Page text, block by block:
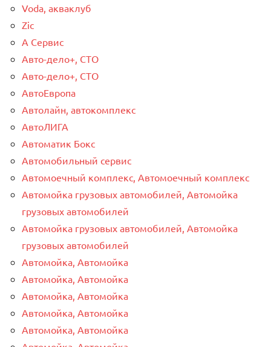
Voda, акваклуб
Zic
А Сервис
Авто-дело+, СТО
Авто-дело+, СТО
АвтоЕвропа
Автолайн, автокомплекс
АвтоЛИГА
Автоматик Бокс
Автомобильный сервис
Автомоечный комплекс, Автомоечный комплекс
Автомойка грузовых автомобилей, Автомойка
грузовых автомобилей
Автомойка грузовых автомобилей, Автомойка
грузовых автомобилей
Автомойка, Автомойка
Автомойка, Автомойка
Автомойка, Автомойка
Автомойка, Автомойка
Автомойка, Автомойка